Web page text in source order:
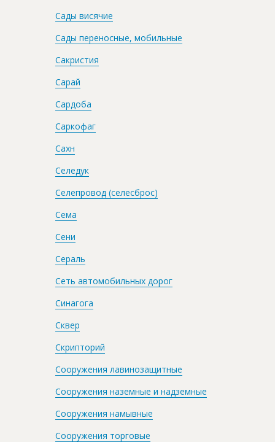
Сады висячие
Сады переносные, мобильные
Сакристия
Сарай
Сардоба
Саркофаг
Сахн
Селедук
Селепровод (селесброс)
Сема
Сени
Сераль
Сеть автомобильных дорог
Синагога
Сквер
Скрипторий
Сооружения лавинозащитные
Сооружения наземные и надземные
Сооружения намывные
Сооружения торговые